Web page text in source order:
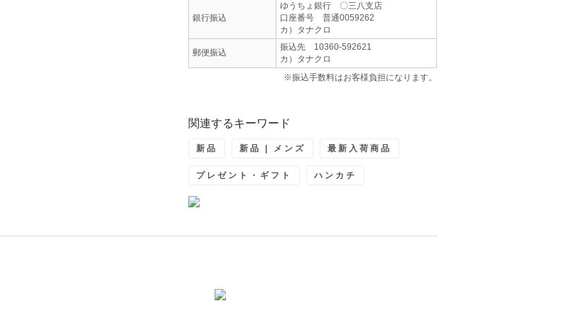
銀行振込
ゆうちょ銀行 〇三八支店
口座番号 普通0059262
カ）タナクロ
郵便振込
振込先 10360-592621
カ）タナクロ
※振込手数料はお客様負担になります。
関連するキーワード
新品 新品 | メンズ 最新入荷商品
プレゼント・ギフト ハンカチ